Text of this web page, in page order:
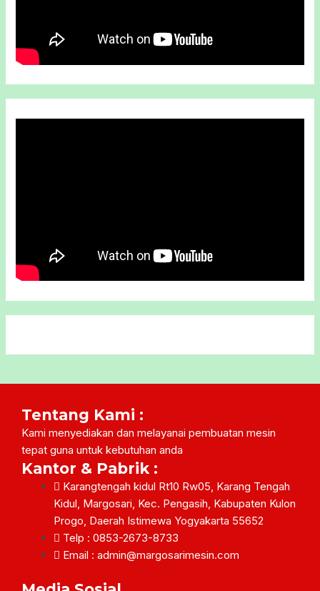
Tentang Kami :
Kami menyediakan dan melayanai pembuatan mesin
tepat guna untuk kebutuhan anda
Kantor & Pabrik :
Karangtengah kidul Rt10 Rw05, Karang Tengah
Kidul, Margosari, Kec. Pengasih, Kabupaten Kulon
Progo, Daerah Istimewa Yogyakarta 55652
Telp : 0853-2673-8733
Email : admin@margosarimesin.com